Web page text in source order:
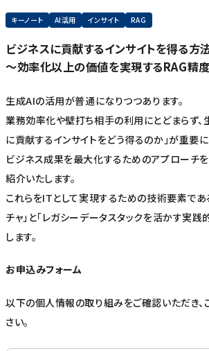
キーノート AI活用 インサイト RAG
ビジネスに貢献するインサイトを得る方
～効率化以上の価値を実現するRAG精
生成AIの活用が普通になりつつあります。
業務効率化や壁打ち相手の利用にとどまらず、
に貢献するインサイトをどう得るのか」が重要に
ビジネス成果を最大化するためのアプローチ
紹介いたします。
これらをITとして実現するための技術要素であ
チャ」と「レガシーデータスタックを活かす実
します。
お申込みフォーム
以下の個人情報の取り組みをご確認いただき、
さい。